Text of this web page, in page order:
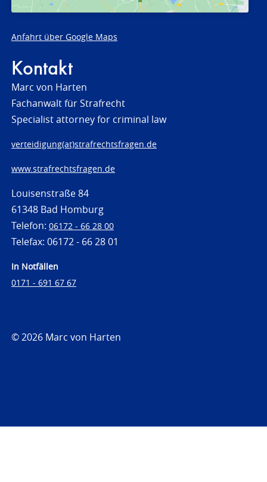
Anfahrt über Google Maps
Kontakt
Marc von Harten
Fachanwalt für Strafrecht
Specialist attorney for criminal law
verteidigung(at)strafrechtsfragen.de
www.strafrechtsfragen.de
Louisenstraße 84
61348 Bad Homburg
Telefon: 06172 - 66 28 00
Telefax: 06172 - 66 28 01
In Notfällen
0171 - 691 67 67
© 2026 Marc von Harten